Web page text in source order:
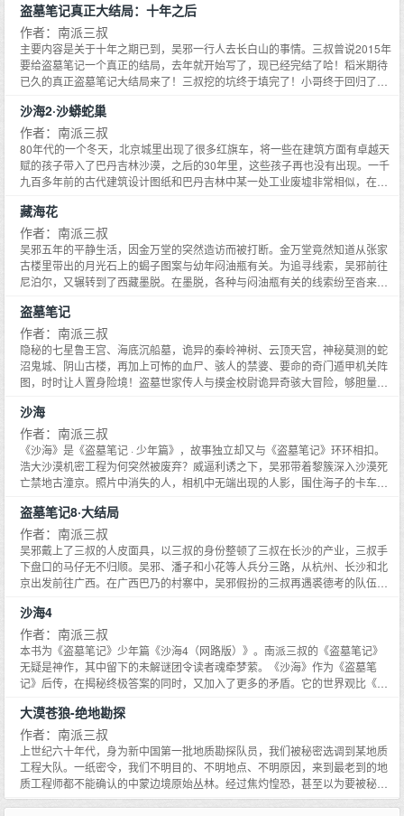
同前往寻找南海王墓。
盗墓笔记真正大结局：十年之后
作者：南派三叔
主要内容是关于十年之期已到，吴邪一行人去长白山的事情。三叔曾说2015年
要给盗墓笔记一个真正的结局，去年就开始写了，现已经完结了哈！稻米期待
已久的真正盗墓笔记大结局来了！三叔挖的坑终于填完了！小哥终于回归了！
沙海2·沙蟒蛇巢
作者：南派三叔
80年代的一个冬天，北京城里出现了很多红旗车，将一些在建筑方面有卓越天
赋的孩子带入了巴丹吉林沙漠，之后的30年里，这些孩子再也没有出现。一千
九百多年前的古代建筑设计图纸和巴丹吉林中某一处工业废墟非常相似，在调
着传说中中国最伟大的建筑，吴邪好像知道一切，但对于谜题却无动于衷，他
似乎只是把这个地方当成了自己的棋盘。他在谋划什么？当吴邪不再天真，他
会是一个什么样的人？当一个人透透彻彻地恨过之后，他还会是从前的自己
吗？手上一道道伤痕，披上了喇嘛的袈裟，吴邪并没有平静下来，而是带着一
个惊天的计划从《藏海花》中走来，开始全面孤独的反击……
藏海花
作者：南派三叔
吴邪五年的平静生活，因金万堂的突然造访而被打断。金万堂竟然知道从张家
古楼里带出的月光石上的蝎子图案与幼年闷油瓶有关。为追寻线索，吴邪前往
尼泊尔，又辗转到了西藏墨脱。在墨脱，各种与闷油瓶有关的线索纷至沓来！
的前因后果。令吴邪震惊的是，他在另一本笔记上看到了世界的极限——莽莽
雪山腹地，竟然有另外一扇青铜巨门！
盗墓笔记
作者：南派三叔
隐秘的七星鲁王宫、海底沉船墓，诡异的秦岭神树、云顶天宫，神秘莫测的蛇
沼鬼城、阴山古楼，再加上可怖的血尸、骇人的禁婆、要命的奇门遁甲机关阵
图，时时让人置身险境！盗墓世家传人与摸金校尉诡异奇骇大冒险，够胆量就
沙海
作者：南派三叔
《沙海》是《盗墓笔记 · 少年篇》，故事独立却又与《盗墓笔记》环环相扣。
浩大沙漠机密工程为何突然被废弃？威逼利诱之下，吴邪带着黎簇深入沙漠死
亡禁地古潼京。照片中消失的人，相机中无端出现的人影，围住海子的卡车，
么？黑眼镜的出现能拯救谁？而谁又能活着离开？
盗墓笔记8·大结局
作者：南派三叔
吴邪戴上了三叔的人皮面具，以三叔的身份整顿了三叔在长沙的产业，三叔手
下盘口的马仔无不归顺。吴邪、潘子和小花等人兵分三路，从杭州、长沙和北
京出发前往广西。在广西巴乃的村寨中，吴邪假扮的三叔再遇裘德考的队伍，
楼考古队的队员，名叫张起灵！鬼影是解开这一切秘密的钥匙吗？在鬼影的推
动下，他们终于深入这苍茫诡异群山中的巨大秘密——在群山中有一群以食人
为生的密洛陀，前往古楼密境的通道在它们的遏阻下凶险万分，波诡云谲！吴
邪和胖子终于进入了张家古楼，他们能救回闷油瓶吗？关于三十年前的那支考
古队，他们又将有怎样的发现？《盗墓笔记》大结局，终极悬念即将揭晓。
沙海4
作者：南派三叔
本书为《盗墓笔记》少年篇《沙海4（网路版）》。南派三叔的《盗墓笔记》
无疑是神作，其中留下的未解谜团令读者魂牵梦萦。《沙海》作为《盗墓笔
记》后传，在揭秘终极答案的同时，又加入了更多的矛盾。它的世界观比《盗
派小说与非南派小说之分。南派三叔也一再地用自己的作品印证着这句话。
《沙海》将是南派三叔在《盗墓笔记》后的突破之作。
大漠苍狼-绝地勘探
作者：南派三叔
上世纪六十年代，身为新中国第一批地质勘探队员，我们被秘密选调到某地质
工程大队。一纸密令，我们不明目的、不明地点、不明原因，来到最老到的地
质工程师都不能确认的中蒙边境原始丛林。经过焦灼惶恐，甚至以为要被秘密
处决的阶段，我们观看了一段专供中央高层的绝密《零号片》。胶片的画面让